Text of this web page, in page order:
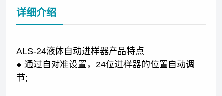
详细介绍
ALS-24液体自动进样器产品特点
● 通过自对准设置，24位进样器的位置自动调
节;